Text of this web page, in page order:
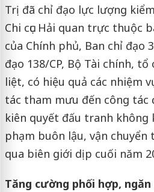
Trị đã chỉ đạo lực lượng
Chi cục Hải quan trực thuộc
của Chính phủ, Ban chỉ đạo
đạo 138/CP, Bộ Tài chính,
liệt, có hiệu quả các nhiệm
tác tham mưu đến công
kiên quyết đấu tranh
phạm buôn lậu, vận
qua biên giới dịp cuối năm
Tăng cường phối hợp, ngăn